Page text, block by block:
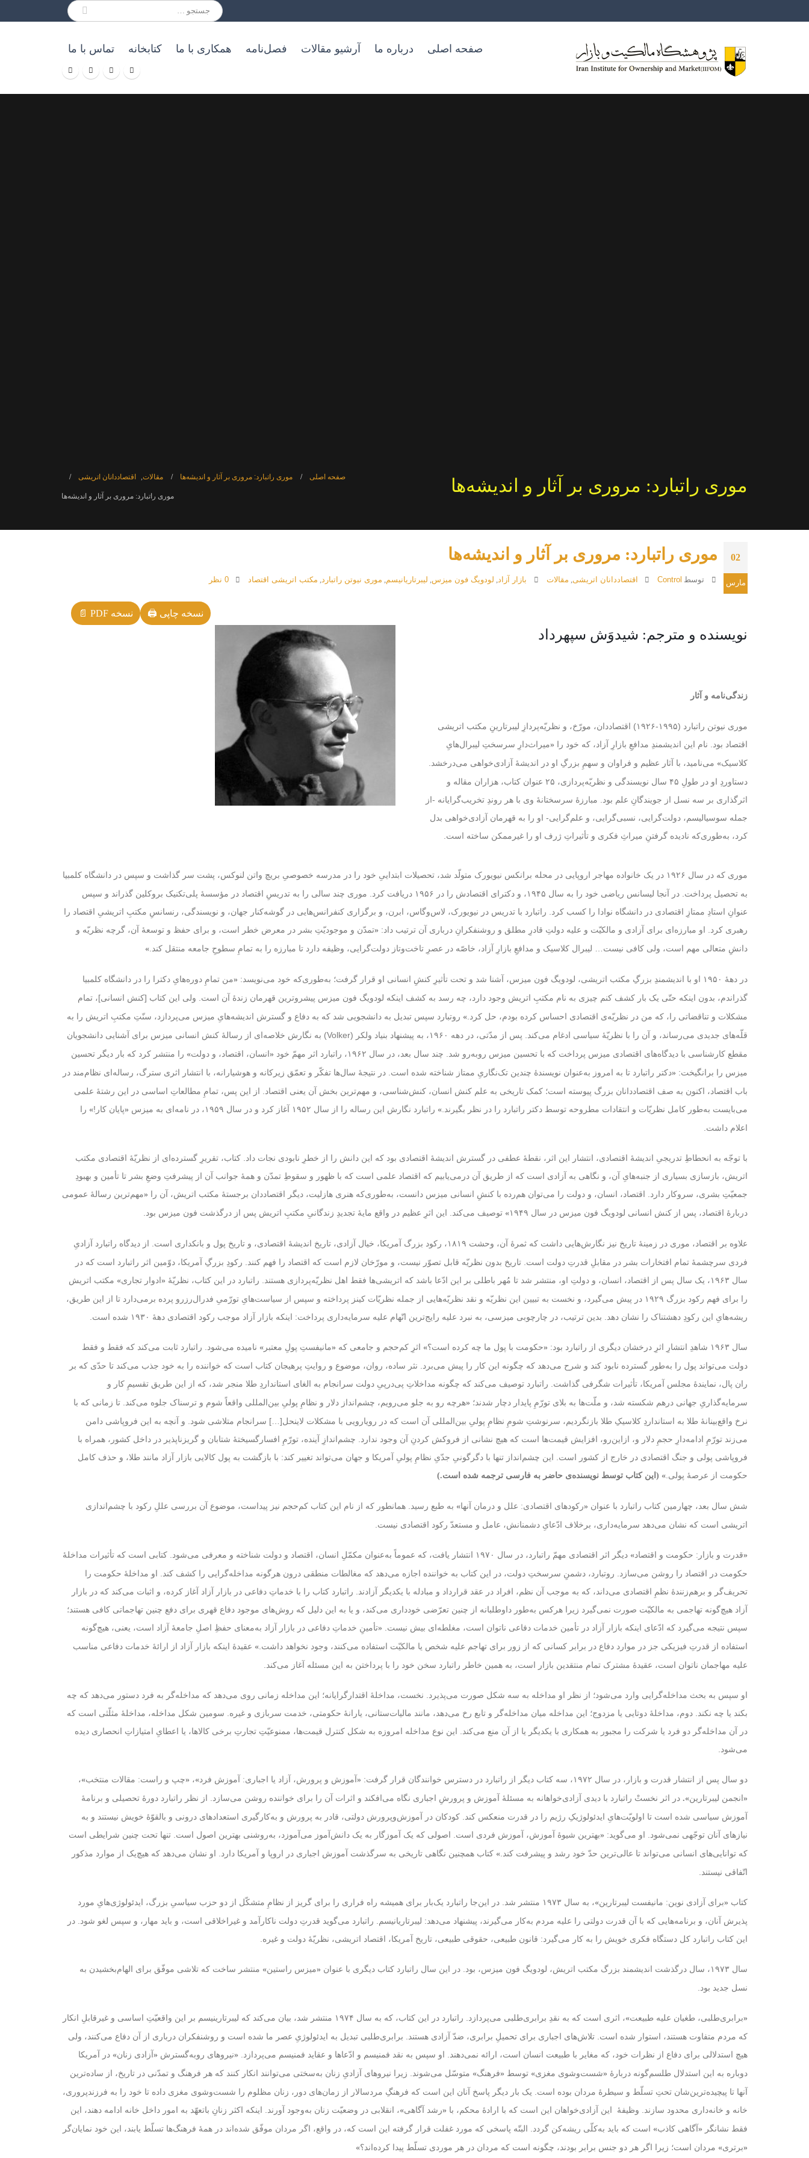
صفحه اصلی درباره ما آرشیو مقالات فصل‌نامه همکاری با ما کتابخانه تماس با ما
موری راتبارد: مروری بر آثار و اندیشه‌ها صفحه اصلی موری راتبارد: مروری بر آثار و اندیشه‌ها مقالات, اقتصاددانان اتریشی
موری راتبارد: مروری بر آثار و اندیشه‌ها
02
مارس
موری راتبارد: مروری بر آثار و اندیشه‌ها
توسط Control اقتصاددانان اتریشی, مقالات بازار آزاد, لودویگ فون میزس, لیبرتاریانیسم, موری نیوتن راتبارد, مکتب اتریشی اقتصاد 0 نظر
نسخه چاپی 🖨 نسخه PDF 📄
نویسنده و مترجم: شیدوَش سپهرداد
زندگی‌نامه و آثار
موری نیوتن راتبارد (۱۹۹۵-۱۹۲۶) اقتصاددان، مورّخ، و نظریّه‌پردازِ لیبرتارینِ مکتب اتریشی
اقتصاد بود. نام این اندیشمندِ مدافعِ بازارِ آزاد، که خود را «میراث‌دارِ سرسختِ لیبرال‌هایِ
کلاسیک» می‌نامید، با آثار عظیم و فراوان و سهمِ بزرگِ او در اندیشهٔ آزادی‌خواهی می‌درخشد.
دستاوردِ او در طولِ ۴۵ سال نویسندگی و نظریّه‌پردازی، ۲۵ عنوان کتاب، هزاران مقاله و
اثرگذاری بر سه نسل از جویندگانِ علم بود. مبارزهٔ سرسختانهٔ وی با هر روندِ تخریب‌گرایانه -از
جمله سوسیالیسم، دولت‌گرایی، نسبی‌گرایی، و علم‌گرایی- او را به قهرمان آزادی‌خواهی بدل
کرد، به‌‌طوری‌که نادیده گرفتنِ میراثِ فکری و تأثیراتِ ژرف او را غیرممکن ساخته است.
موری که در سال ۱۹۲۶ در یک خانواده مهاجر اروپایی در محله‌ برانکس نیویورک متولّد شد، تحصیلات ابتداییِ خود را در مدرسه‌ خصوصیِ بریچ واتن لنوکس، پشت سر گذاشت و سپس در دانشگاه کلمبیا
به تحصیل پرداخت. در آنجا لیسانس ریاضی خود را به سال ۱۹۴۵، و دکترای اقتصادش را در ۱۹۵۶ دریافت کرد. موری چند سالی را به تدریسِ اقتصاد در مؤسسه‌ٔ پلی‌تکنیک بروکلین گذراند و سپس
عنوانِ استادِ ممتازِ اقتصادی در دانشگاه نوادا را کسب کرد. راتبارد با تدریس در نیویورک، لاس‌وگاس، ابرن، و برگزاری کنفرانس‌هایی در گوشه‌کنار جهان، و نویسندگی، رنسانسِ مکتبِ اتریشیِ اقتصاد را
رهبری کرد. او مبارزه‌ای برای آزادی و مالکیّت و علیه دولتِ قادرِ مطلق و روشنفکرانِ درباری آن ترتیب داد: «تمدّن و موجودیّتِ بشر در معرض خطر است، و برای حفظ و توسعهٔ آن، گرچه نظریّه و
دانشِ متعالی مهم است، ولی کافی نیست… لیبرال کلاسیک و مدافعِ بازارِ آزاد، خاصّه در عصرِ تاخت‌وتاز دولت‌گرایی، وظیفه دارد تا مبارزه را به تمامِ سطوحِ جامعه منتقل کند. »
در دههٔ ۱۹۵۰ او با اندیشمندِ بزرگِ مکتب اتریشی، لودویگ فون میزس، آشنا شد و تحت تأثیرِ کنشِ انسانی او قرار گرفت؛ به‌طوری‌که خود می‌نویسد: «من تمامِ دوره‌هایِ دکترا را در دانشگاه کلمبیا
گذراندم، بدون اینکه حتّی یک‌ بار کشف کنم چیزی به نام مکتبِ اتریش وجود دارد، چه رسد به کشف اینکه لودویگ فون میزس پیشروترین قهرمان زندهٔ آن است. ولی این کتاب [کنش انسانی]، تمام
مشکلات و تناقضاتی را، که من در نظریّه‌ی اقتصادی احساس کرده بودم، حل کرد. » روتبارد سپس تبدیل به دانشجویی شد که به دفاع و گسترش اندیشه‌هایِ میزس می‌پردازد، سنّتِ مکتبِ اتریش را به
قلّه‌های جدیدی می‌رساند، و آن را با نظریّهٔ سیاسی ادغام می‌کند. پس از مدّتی، در دهه‌ ۱۹۶۰، به پیشنهاد بنیاد
ولکر (Volker) به نگارش خلاصه‌ای از رساله‌ٔ کنش انسانی میزس برای آشنایی دانشجویان
مقطع کارشناسی با دیدگاه‌های اقتصادی میزس پرداخت که با تحسین میزس روبه‌رو شد. چند سال بعد، در سال ۱۹۶۲، راتبارد اثر مهمّ خود
« انسان، اقتصاد، و دولت» را منتشر کرد که بار دیگر تحسین
میزس را برانگیخت: «دکتر راتبارد تا به امروز به‌عنوان نویسند‌هٔ چندین تک‌نگاریِ ممتاز شناخته شده است. در نتیجهٔ سال‌ها تفکّر و تعمّق زیرکانه و هوشیارانه، با انتشار اثری سترگ، رساله‌ای نظام‌مند در
باب اقتصاد، اکنون به صف اقتصاددانان بزرگ پیوسته است؛ کمک تاریخی به علم کنش انسان، کنش‌شناسی، و مهم‌ترین بخش آن یعنی اقتصاد. از این پس، تمامِ مطالعاتِ اساسی در این رشتهٔ علمی
می‌بایست به‌طور کامل نظریّات و انتقادات مطروحه توسط دکتر راتبارد را در نظر بگیرند. » راتبارد نگارش این رساله را از سال ۱۹۵۲ آغاز کرد و در سال ۱۹۵۹، در نامه‌ای به میزس «پایان کار!» را
اعلام داشت.
با توجّه به انحطاطِ تدریجیِ اندیشهٔ اقتصادی، انتشار این اثر، نقطهٔ عطفی در گسترش اندیشهٔ اقتصادی بود که این دانش را از خطرِ نابودی نجات داد. کتاب، تقریرِ گسترده‌ای از نظریّهٔ اقتصادی مکتب
اتریش، بازسازی بسیاری از جنبه‌هایِ آن، و نگاهی به آزادی است که از طریق آن درمی‌یابیم که اقتصاد علمی است که با ظهور و سقوطِ تمدّن و همهٔ جوانب آن از پیشرفتِ وضعِ بشر تا تأمین و بهبودِ
جمعیّتِ بشری، سروکار دارد.
اقتصاد، انسان، و دولت را می‌توان هم‌رده با کنشِ انسانی میزس دانست، به‌طوری‌که هنری هازلیت، دیگر اقتصاددان برجستهٔ مکتب اتریش، آن را «مهم‌ترین رسالهٔ عمومی
دربارهٔ اقتصاد، پس از کنش انسانی لودویگ فون میزس در سال ۱۹۴۹ » توصیف می‌کند. این اثرِ عظیم در واقع مایهٔ تجدیدِ زندگانیِ مکتبِ اتریش پس از درگذشت فون میزس بود.
علاوه بر اقتصاد، موری در زمینهٔ تاریخ نیز نگارش‌هایی داشت که ثمرهٔ آن، وحشت ۱۸۱۹، رکود بزرگ آمریکا، خیال آزادی، تاریخ اندیشهٔ اقتصادی، و تاریخ پول و بانکداری
است. از دیدگاه راتبارد آزادیِ
فردی سرچشمه‌ٔ تمام افتخارات بشر در مقابلِ قدرتِ دولت است. تاریخ بدون نظریّه قابل تصوّر نیست، و مورّخان لازم است که اقتصاد را فهم کنند. رکودِ بزرگِ آمریکا، دوّمین اثر راتبارد است که در
سال ۱۹۶۳، یک سال پس از
اقتصاد، انسان، و دولتِ او، منتشر شد تا مُهر باطلی بر این ادّعا باشد که اتریشی‌ها فقط اهل نظریّه‌پردازی هستند. راتبارد در این کتاب، نظریّهٔ « ادوار تجاری» مکتب اتریش
را برای فهم رکود بزرگ ۱۹۲۹ در پیش می‌گیرد، و نخست به تبیین این نظریّه و نقد نظریّه‌هایی از جمله نظریّات کینز پرداخته و سپس از سیاست‌هایِ تورّمیِ فدرال‌رزرو پرده برمی‌دارد تا از این طریق،
ریشه‌هایِ این رکودِ دهشتناک را نشان دهد. بدین ترتیب، در چارچوبی میزسی، به نبرد علیه رایج‌ترین اتّهام علیه سرمایه‌داری پرداخت: اینکه بازار آزاد موجب رکود اقتصادی دههٔ ۱۹۳۰ شده است.
سال ۱۹۶۳ شاهدِ انتشارِ اثرِ درخشان دیگری از راتبارد بود: «حکومت با پول ما چه کرده است؟» اثرِ کم‌حجم و جامعی که «مانیفستِ پولِ معتبر » نامیده می‌شود. راتبارد ثابت می‌کند که فقط و فقط
دولت می‌تواند پول را به‌طور گسترده نابود کند و شرح می‌دهد که چگونه این کار را پیش می‌برد. نثر ساده، روان، موضوع و روایتِ پرهیجان کتاب است که خواننده را به خود جذب می‌کند تا حدّی که بر
ران پال، نمایندهٔ مجلس آمریکا، تأثیرات شگرفی گذاشت. راتبارد توصیف می‌کند که چگونه مداخلاتِ پی‌درپیِ دولت سرانجام به الغای استانداردِ طلا منجر شد، که از این طریق تقسیمِ کار و
سرمایه‌گذاریِ جهانی درهم شکسته شد، و ملّت‌ها به بلای تورّمِ پایدار دچار شدند؛ «هرچه رو به جلو می‌رویم، چشم‌انداز دلار و نظامِ پولیِ بین‌المللی واقعاً شوم و ترسناک جلوه می‌کند. تا زمانی ‌که با
نرخ واقع‌بینانه‌ٔ طلا به استانداردِ کلاسیکِ طلا بازنگردیم، سرنوشتِ شومِ نظامِ پولیِ بین‌المللی آن است که در رویارویی با مشکلات لاینحل[…] سرانجام متلاشی شود. و آنچه به این فروپاشی دامن
می‌زند تورّمِ ادامه‌دارِ حجمِ دلار و، ازاین‌رو، افزایش قیمت‌ها است که هیچ نشانی از فروکش کردنِ آن وجود ندارد. چشم‌اندازِ آینده، تورّمِ افسارگسیختهٔ شتابان و گریزناپذیر در داخل کشور، همراه با
فروپاشی پولی و جنگ اقتصادی در خارج از کشور است. این چشم‌انداز تنها با دگرگونیِ جدّیِ نظامِ پولیِ آمریکا و جهان می‌تواند تغییر کند: با بازگشت به پول کالایی بازار آزاد مانند طلا، و حذف کامل
حکومت از عرصه‌ٔ پولی. » (این کتاب توسط نویسنده‌ی حاضر به فارسی ترجمه شده است.)
شش سال بعد، چهارمین کتاب راتبارد با عنوان «رکودهای اقتصادی: علل و درمان آنها» به طبع رسید. همانطور که از نام این کتاب کم‌حجم نیز پیداست، موضوع آن بررسی عللِ رکود با چشم‌اندازی
اتریشی است که نشان می‌دهد سرمایه‌داری، برخلاف ادّعایِ دشمنانش، عامل و مستعدّ رکود اقتصادی نیست.
«قدرت و بازار: حکومت و اقتصاد» دیگر اثر اقتصادی مهمّ راتبارد، در سال ۱۹۷۰ انتشار یافت، که عموماً به‌عنوان مکمّلِ انسان، اقتصاد و دولت شناخته و معرفی می‌شود. کتابی است که تأثیرات مداخلهٔ
حکومت در اقتصاد را روشن می‌سازد. روتبارد، دشمنِ سرسختِ دولت، در این کتاب به خواننده اجازه می‌دهد که مغالطات منطقی درون هرگونه مداخله‌گرایی را کشف کند. او مداخلهٔ حکومت را
تحریف‌گر و برهم‌زنندهٔ نظمِ اقتصادی می‌داند، که به موجب آن نظم، افراد در عقد قرارداد و مبادله با یکدیگر آزادند. راتبارد کتاب را با خدماتِ دفاعی در بازار آزاد آغاز کرده، و اثبات می‌کند که در بازار
آزاد هیچ‌گونه تهاجمی به مالکیّت صورت نمی‌گیرد زیرا هرکس به‌طور داوطلبانه از چنین تعرّضی خودداری می‌کند، و یا به این دلیل که روش‌های موجود دفاع قهری برای دفع چنین تهاجماتی کافی هستند؛
سپس نتیجه می‌گیرد که ادّعای اینکه بازار آزاد در تأمین خدمات دفاعی ناتوان‌ است، مغلطه‌ای بیش نیست. «تأمینِ خدماتِ دفاعی در بازار آزاد به‌معنای حفظِ اصلِ جامعهٔ آزاد است، یعنی، هیچ‌گونه
استفاده از قدرتِ فیزیکی جز در موارد دفاع در برابر کسانی‌ که از زور برای تهاجم علیه شخص یا مالکیّت استفاده می‌کنند، وجود نخواهد داشت. » عقیدهٔ اینکه بازار آزاد از ارائهٔ خدمات دفاعی مناسب
علیه مهاجمان ناتوان است، عقیدهٔ مشترک تمام منتقدین بازار است، به همین خاطر راتبارد سخن خود را با پرداختن به این مسئله آغاز می‌کند.
او سپس به بحث مداخله‌گرایی وارد می‌شود؛ از نظر او مداخله به سه شکل صورت می‌پذیرد. نخست، مداخلهٔ اقتدارگرایانه؛ این مداخله زمانی روی می‌دهد که مداخله‌گر به فرد دستور می‌دهد که چه
بکند یا چه نکند. دوم، مداخلهٔ دوتایی یا مزدوج؛ این مداخله میان مداخله‌گر و تابع رخ می‌دهد، مانند مالیات‌ستانی، یارانهٔ حکومتی، خدمت سربازی و غیره. سومین شکل مداخله، مداخلهٔ مثلّثی است که
در آن مداخله‌گر دو فرد یا شرکت را مجبور به همکاری با یکدیگر یا از آن منع می‌کند. این نوع مداخله امروزه به شکل کنترل قیمت‌ها، ممنوعیّتِ تجارتِ برخی کالاها، یا اعطایِ امتیازاتِ انحصاری دیده
می‌شود.
دو سال پس از انتشار قدرت و بازار ، در سال ۱۹۷۲، سه کتاب دیگر از راتبارد در دسترس خوانندگان قرار گرفت: « آموزش ‌و پرورش، آزاد یا اجباری: آموزش فرد»، «چپ و راست: مقالات منتخب»،
« انجمن لیبرتارین». در اثر نخستْ راتبارد با دیدی آزادی‌خواهانه به مسئلهٔ آموزش و پرورشِ اجباری نگاه می‌افکند و اثرات آن را برای خواننده روشن می‌سازد. از نظر راتبارد دورهٔ تحصیلی و برنامهٔ
آموزش سیاسی شده است تا اولویّت‌هایِ ایدئولوژیکِ رژیم را در قدرت منعکس کند. کودکان در آموزش‌وپرورش دولتی، قادر به پرورش و به‌کارگیری استعدادهای درونی و بالقوّهٔ خویش نیستند و به
نیازهای آنان توجّهی نمی‌شود. او می‌گوید: «بهترین شیوهٔ آموزش، آموزش فردی است. اصولی که یک آموزگار به یک دانش‌آموز می‌آموزد، به‌روشنی بهترین اصول است. تنها تحت چنین شرایطی است
که توانایی‌های انسانی می‌تواند تا عالی‌ترین حدّ خود رشد و پیشرفت کند. » کتاب همچنین نگاهی تاریخی به سرگذشت آموزش اجباری در اروپا و آمریکا دارد. او نشان می‌دهد که هیچ‌یک از موارد مذکور
اتّفاقی نیستند.
کتاب «برای آزادی نوین: مانیفست لیبرتارین»
، به سال ۱۹۷۳ منتشر شد. در این‌جا راتبارد یک‌بار برای همیشه راه فراری را برای گریز از نظامِ متشکّل از دو حزب سیاسیِ بزرگ، ایدئولوژی‌هایِ مورد
پذیرش آنان، و برنامه‌هایی که با آن قدرت دولتی را علیه مردم به‌کار می‌گیرند، پیشنهاد می‌دهد: لیبرتاریانیسم. راتبارد می‌گوید قدرتِ دولت ناکارآمد و غیراخلاقی است، و باید مهار، و سپس لغو شود. در
این کتاب راتبارد کل دستگاه فکری خویش را به کار می‌گیرد: قانون طبیعی، حقوقی طبیعی، تاریخ آمریکا، اقتصاد اتریشی، نظریّهٔ‌ دولت و غیره.
سال ۱۹۷۳، سال درگذشت اندیشمند بزرگ مکتب اتریش، لودویگ فون میزس، بود. در این سال راتبارد کتاب دیگری با عنوان «میزس راستین» منتشر ساخت که تلاشی موفّق برای الهام‌بخشیدن به
نسل جدید بود.
«برابری‌طلبی، طغیان علیه طبیعت»
، اثری است که به نقدِ برابری‌طلبی می‌پردازد. راتبارد در این کتاب، که به سال ۱۹۷۴ منتشر شد، بیان می‌کند که لیبرتارینیسم بر این واقعیّتِ اساسی و غیرقابلِ انکار
که مردم متفاوت‌ هستند، استوار شده است. تلاش‌های اجباری برای تحمیلِ برابری، ضدّ آزادی هستند. برابری‌طلبی تبدیل به ایدئولوژیِ عصر ما شده است و روشنفکران درباری از آن دفاع می‌کنند، ولی
هیچ استدلالی برای دفاع از نظرات خود، که مغایر با طبیعت انسان است، ارائه نمی‌دهند. او سپس به نقد فمنیسم و ادّعاها و عقاید فمنیسم می‌پردازد. «نیروهای روبه‌گسترش « آزادی زنان» در آمریکا
دوباره به این استدلال طلسم‌گونه دربارهٔ «شست‌وشوی مغزی» توسط «فرهنگ» متوسّل می‌شوند. زیرا نیروهای آزادیِ زنان به‌سختی می‌توانند انکار کنند که هر فرهنگ و تمدّنی در تاریخ، از ساده‌ترین
آنها تا پیچیده‌ترین‌شان تحتِ تسلّط و سیطرهٔ مردان بوده است. یک بار دیگر پاسخ آنان این است که فرهنگِ مردسالار از زمان‌های دور، زنان مظلوم را شست‌وشوی مغزی داده تا خود را به فرزندپروری،
خانه و خانه‌داری محدود سازند. وظیفهٔ این آزادی‌خواهان این است که با ارادهٔ محکم، با «رشد آگاهی»، انقلابی در وضعیّت زنان به‌وجود آورند. اینکه اکثر زنانِ باتعهّد به امور داخل خانه ادامه دهند، این
فقط نشانگر «آگاهی کاذب» است که باید به‌کلّی ریشه‌کن گردد. البتّه پاسخی که مورد غفلت قرار گرفته این است که، در واقع، اگر مردان موفّق شده‌اند در همهٔ فرهنگ‌ها تسلّط یابند، این خود نمایان‌گر
«برتری» مردان است؛ زیرا اگر هر دو جنس برابر بودند، چگونه است که مردان در هر موردی تسلّط پیدا کرده‌اند؟»